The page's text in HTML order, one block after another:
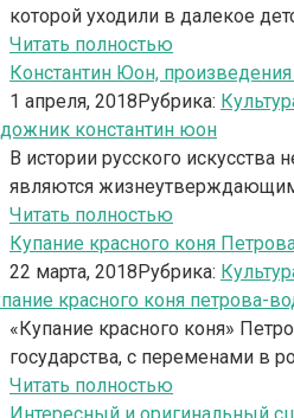
которой уходили в далекое
Читать полностью
Константин Юон,
1 апреля, 2018Рубрика:
В истории русского
являются
Читать полностью
Купание красного коня
22 марта, 2018Рубрика:
«Купание красного коня»
государства, с переменами в
Читать полностью